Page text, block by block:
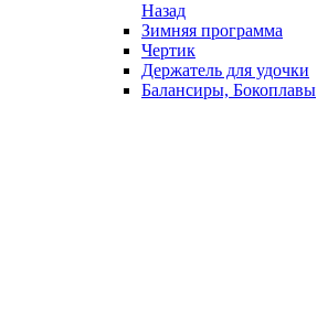
Назад
Зимняя программа
Чертик
Держатель для удочки
Балансиры, Бокоплавы